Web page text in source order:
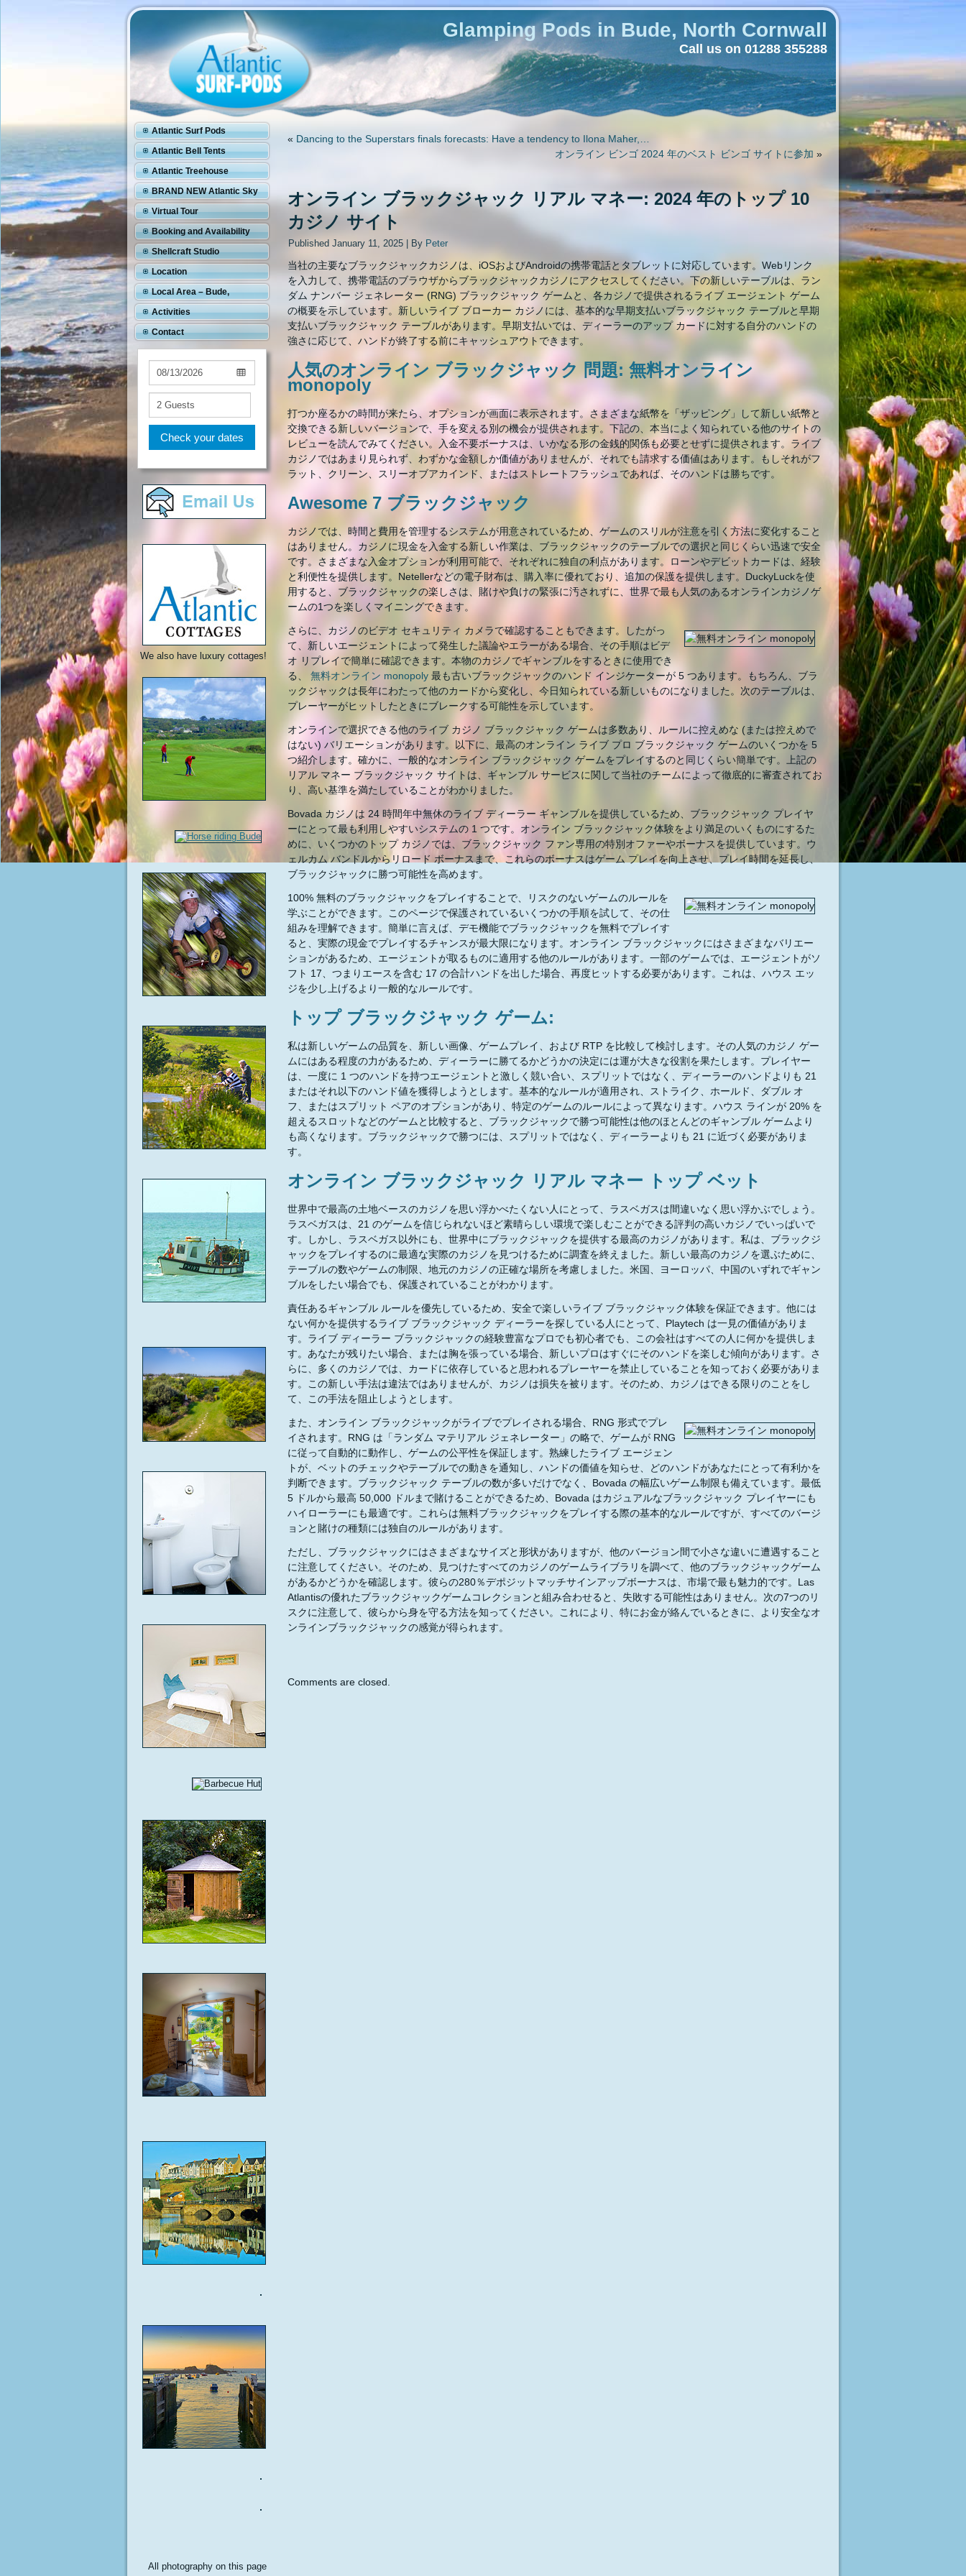
Glamping Pods in Bude, North Cornwall
Call us on 01288 355288
Atlantic Surf Pods
Atlantic Bell Tents
Atlantic Treehouse
BRAND NEW Atlantic Sky
Pod
Virtual Tour
Booking and Availability
Shellcraft Studio
Location
Local Area – Bude,
Cornwall
Activities
Contact
Check your dates
We also have luxury cottages!
All photography on this page
« Dancing to the Superstars finals forecasts: Have a tendency to Ilona Maher,…
オンライン ビンゴ 2024 年のベスト ビンゴ サイトに参加 »
オンライン ブラックジャック リアル マネー: 2024 年のトップ 10
カジノ サイト
Published January 11, 2025 By Peter
当社の主要なブラックジャックカジノは、iOSおよびAndroidの携帯電話とタブレットに対応しています。Webリンク
を入力して、携帯電話のブラウザからブラックジャックカジノにアクセスしてください。下の新しいテーブルは、ラン
ダム ナンバー ジェネレーター (RNG) ブラックジャック ゲームと、各カジノで提供されるライブ エージェント ゲーム
の概要を示しています。新しいライブ ブローカー カジノには、基本的な早期支払いブラックジャック テーブルと早期
支払いブラックジャック テーブルがあります。早期支払いでは、ディーラーのアップ カードに対する自分のハンドの
強さに応じて、ハンドが終了する前にキャッシュアウトできます。
人気のオンライン ブラックジャック 問題: 無料オンライン
monopoly
打つか座るかの時間が来たら、オプションが画面に表示されます。さまざまな紙幣を「ザッピング」して新しい紙幣と
交換できる新しいバージョンで、手を変える別の機会が提供されます。下記の、本当によく知られている他のサイトの
レビューを読んでみてください。入金不要ボーナスは、いかなる形の金銭的関係も必要とせずに提供されます。ライブ
カジノではあまり見られず、わずかな金額しか価値がありませんが、それでも請求する価値はあります。もしそれがフ
ラット、クリーン、スリーオブアカインド、またはストレートフラッシュであれば、そのハンドは勝ちです。
Awesome 7 ブラックジャック
カジノでは、時間と費用を管理するシステムが用意されているため、ゲームのスリルが注意を引く方法に変化すること
はありません。カジノに現金を入金する新しい作業は、ブラックジャックのテーブルでの選択と同じくらい迅速で安全
です。さまざまな入金オプションが利用可能で、それぞれに独自の利点があります。ローンやデビットカードは、経験
と利便性を提供します。Netellerなどの電子財布は、購入率に優れており、追加の保護を提供します。DuckyLuckを使
用すると、ブラックジャックの楽しさは、賭けや負けの緊張に汚されずに、世界で最も人気のあるオンラインカジノゲ
ームの1つを楽しくマイニングできます。
さらに、カジノのビデオ セキュリティ カメラで確認することもできます。したがっ
て、新しいエージェントによって発生した議論やエラーがある場合、その手順はビデ
オ リプレイで簡単に確認できます。本物のカジノでギャンブルをするときに使用でき
る、 無料オンライン monopoly 最も古いブラックジャックのハンド インジケーターが 5 つあります。もちろん、ブラ
ックジャックは長年にわたって他のカードから変化し、今日知られている新しいものになりました。次のテーブルは、
プレーヤーがヒットしたときにブレークする可能性を示しています。
オンラインで選択できる他のライブ カジノ ブラックジャック ゲームは多数あり、ルールに控えめな (または控えめで
はない) バリエーションがあります。以下に、最高のオンライン ライブ プロ ブラックジャック ゲームのいくつかを 5
つ紹介します。確かに、一般的なオンライン ブラックジャック ゲームをプレイするのと同じくらい簡単です。上記の
リアル マネー ブラックジャック サイトは、ギャンブル サービスに関して当社のチームによって徹底的に審査されてお
り、高い基準を満たしていることがわかりました。
Bovada カジノは 24 時間年中無休のライブ ディーラー ギャンブルを提供しているため、ブラックジャック プレイヤ
ーにとって最も利用しやすいシステムの 1 つです。オンライン ブラックジャック体験をより満足のいくものにするた
めに、いくつかのトップ カジノでは、ブラックジャック ファン専用の特別オファーやボーナスを提供しています。ウ
ェルカム バンドルからリロード ボーナスまで、これらのボーナスはゲーム プレイを向上させ、プレイ時間を延長し、
ブラックジャックに勝つ可能性を高めます。
100% 無料のブラックジャックをプレイすることで、リスクのないゲームのルールを
学ぶことができます。このページで保護されているいくつかの手順を試して、その仕
組みを理解できます。簡単に言えば、デモ機能でブラックジャックを無料でプレイす
ると、実際の現金でプレイするチャンスが最大限になります。オンライン ブラックジャックにはさまざまなバリエー
ションがあるため、エージェントが取るものに適用する他のルールがあります。一部のゲームでは、エージェントがソ
フト 17、つまりエースを含む 17 の合計ハンドを出した場合、再度ヒットする必要があります。これは、ハウス エッ
ジを少し上げるより一般的なルールです。
トップ ブラックジャック ゲーム:
私は新しいゲームの品質を、新しい画像、ゲームプレイ、および RTP を比較して検討します。その人気のカジノ ゲー
ムにはある程度の力があるため、ディーラーに勝てるかどうかの決定には運が大きな役割を果たします。プレイヤー
は、一度に 1 つのハンドを持つエージェントと激しく競い合い、スプリットではなく、ディーラーのハンドよりも 21
またはそれ以下のハンド値を獲得しようとします。基本的なルールが適用され、ストライク、ホールド、ダブル オ
フ、またはスプリット ペアのオプションがあり、特定のゲームのルールによって異なります。ハウス ラインが 20% を
超えるスロットなどのゲームと比較すると、ブラックジャックで勝つ可能性は他のほとんどのギャンブル ゲームより
も高くなります。ブラックジャックで勝つには、スプリットではなく、ディーラーよりも 21 に近づく必要がありま
す。
オンライン ブラックジャック リアル マネー トップ ベット
世界中で最高の土地ベースのカジノを思い浮かべたくない人にとって、ラスベガスは間違いなく思い浮かぶでしょう。
ラスベガスは、21 のゲームを信じられないほど素晴らしい環境で楽しむことができる評判の高いカジノでいっぱいで
す。しかし、ラスベガス以外にも、世界中にブラックジャックを提供する最高のカジノがあります。私は、ブラックジ
ャックをプレイするのに最適な実際のカジノを見つけるために調査を終えました。新しい最高のカジノを選ぶために、
テーブルの数やゲームの制限、地元のカジノの正確な場所を考慮しました。米国、ヨーロッパ、中国のいずれでギャン
ブルをしたい場合でも、保護されていることがわかります。
責任あるギャンブル ルールを優先しているため、安全で楽しいライブ ブラックジャック体験を保証できます。他には
ない何かを提供するライブ ブラックジャック ディーラーを探している人にとって、Playtech は一見の価値がありま
す。ライブ ディーラー ブラックジャックの経験豊富なプロでも初心者でも、この会社はすべての人に何かを提供しま
す。あなたが残りたい場合、または胸を張っている場合、新しいプロはすぐにそのハンドを楽しむ傾向があります。さ
らに、多くのカジノでは、カードに依存していると思われるプレーヤーを禁止していることを知っておく必要がありま
す。この新しい手法は違法ではありませんが、カジノは損失を被ります。そのため、カジノはできる限りのことをし
て、この手法を阻止しようとします。
また、オンライン ブラックジャックがライブでプレイされる場合、RNG 形式でプレ
イされます。RNG は「ランダム マテリアル ジェネレーター」の略で、ゲームが RNG
に従って自動的に動作し、ゲームの公平性を保証します。熟練したライブ エージェン
トが、ベットのチェックやテーブルでの動きを通知し、ハンドの価値を知らせ、どのハンドがあなたにとって有利かを
判断できます。ブラックジャック テーブルの数が多いだけでなく、Bovada の幅広いゲーム制限も備えています。最低
5 ドルから最高 50,000 ドルまで賭けることができるため、Bovada はカジュアルなブラックジャック プレイヤーにも
ハイローラーにも最適です。これらは無料ブラックジャックをプレイする際の基本的なルールですが、すべてのバージ
ョンと賭けの種類には独自のルールがあります。
ただし、ブラックジャックにはさまざまなサイズと形状がありますが、他のバージョン間で小さな違いに遭遇すること
に注意してください。そのため、見つけたすべてのカジノのゲームライブラリを調べて、他のブラックジャックゲーム
があるかどうかを確認します。彼らの280％デポジットマッチサインアップボーナスは、市場で最も魅力的です。Las
Atlantisの優れたブラックジャックゲームコレクションと組み合わせると、失敗する可能性はありません。次の7つのリ
スクに注意して、彼らから身を守る方法を知ってください。これにより、特にお金が絡んでいるときに、より安全なオ
ンラインブラックジャックの感覚が得られます。
Comments are closed.